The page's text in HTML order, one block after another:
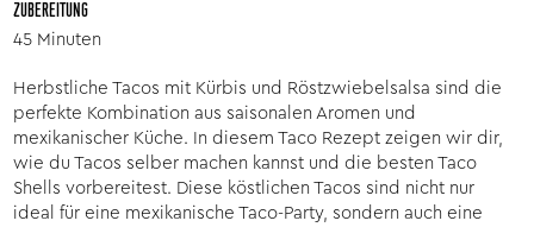
ZUBEREITUNG
45 Minuten
Herbstliche Tacos mit Kürbis und Röstzwiebelsalsa sind die
perfekte Kombination aus saisonalen Aromen und
mexikanischer Küche. In diesem Taco Rezept zeigen wir dir,
wie du Tacos selber machen kannst und die besten Taco
Shells vorbereitest. Diese köstlichen Tacos sind nicht nur
ideal für eine mexikanische Taco-Party, sondern auch eine